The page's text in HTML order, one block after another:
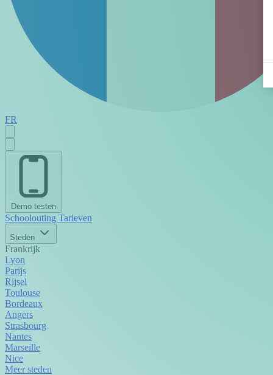
FR
Demo testen
Schoolouting Tarieven
Steden
Frankrijk
Lyon
Parijs
Rijsel
Toulouse
Bordeaux
Angers
Strasbourg
Nantes
Marseille
Nice
Meer steden